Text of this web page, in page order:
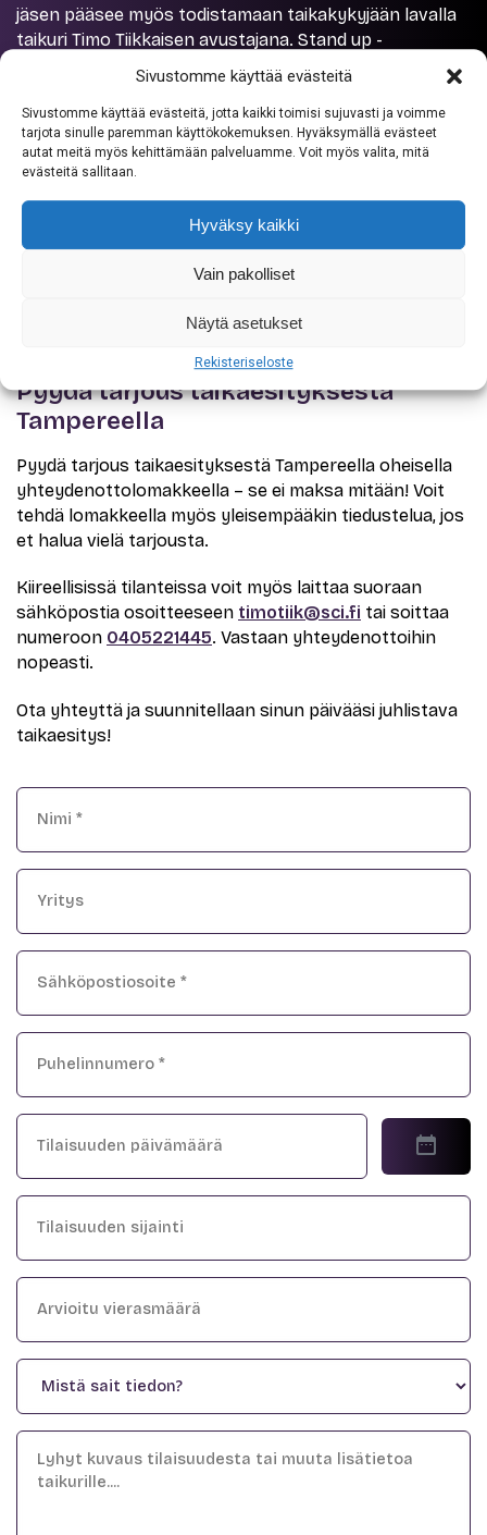
Sivustomme käyttää evästeitä
Sivustomme käyttää evästeitä, jotta kaikki toimisi sujuvasti ja voimme
tarjota sinulle paremman käyttökokemuksen. Hyväksymällä evästeet
autat meitä myös kehittämään palveluamme. Voit myös valita, mitä
evästeitä sallitaan.
Hyväksy kaikki
Vain pakolliset
Näytä asetukset
Rekisteriseloste
jäsen pääsee myös todistamaan taikakykyjään lavalla
taikuri Timo Tiikkaisen avustajana. Stand up -
näkyvät sadoille ihmisille, toki ne toimivat myös
pienimuotoisemmissa tilaisuuksissa. Ohjelman kesto
on tavallisesti 10–40 min.
Pyydä tarjous taikaesityksestä
Tampereella
Pyydä tarjous taikaesityksestä Tampereella oheisella
yhteydenottolomakkeella – se ei maksa mitään! Voit
tehdä lomakkeella myös yleisempääkin tiedustelua, jos
et halua vielä tarjousta.
Kiireellisissä tilanteissa voit myös laittaa suoraan
sähköpostia osoitteeseen timotiik@sci.fi tai soittaa
numeroon 0405221445. Vastaan yhteydenottoihin
nopeasti.
Ota yhteyttä ja suunnitellaan sinun päivääsi juhlistava
taikaesitys!
Nimi*
Yritys
Sähköposti*
Puhelin*
Päivämäärä
Tilaisuuden
sijainti
Arvioitu
vierasmäärä
Mistä
sait
tiedon?
Viesti